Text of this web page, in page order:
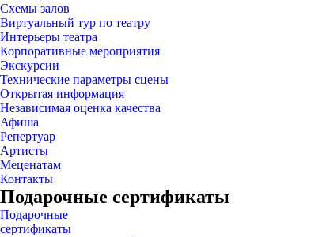
Схемы залов
Виртуальный тур по театру
Интерьеры театра
Корпоративные мероприятия
Экскурсии
Технические параметры сцены
Открытая информация
Независимая оценка качества
Афиша
Репертуар
Артисты
Меценатам
Контакты
Подарочные сертификаты
Подарочные
сертификаты